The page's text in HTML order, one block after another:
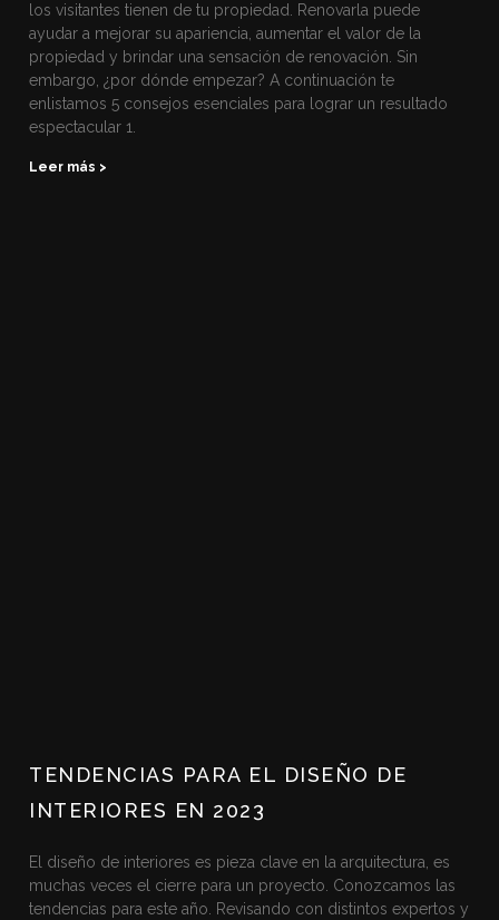
los visitantes tienen de tu propiedad. Renovarla puede
ayudar a mejorar su apariencia, aumentar el valor de la
propiedad y brindar una sensación de renovación. Sin
embargo, ¿por dónde empezar? A continuación te
enlistamos 5 consejos esenciales para lograr un resultado
espectacular 1.
Leer más >
TENDENCIAS PARA EL DISEÑO DE
INTERIORES EN 2023
El diseño de interiores es pieza clave en la arquitectura, es
muchas veces el cierre para un proyecto. Conozcamos las
tendencias para este año. Revisando con distintos expertos y